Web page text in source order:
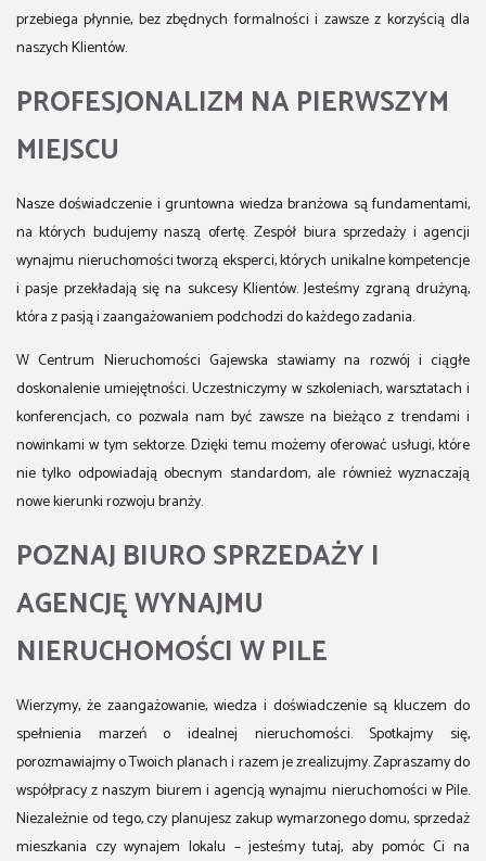
przebiega płynnie, bez zbędnych formalności i zawsze z korzyścią dla
naszych Klientów.
PROFESJONALIZM NA PIERWSZYM
MIEJSCU
Nasze doświadczenie i gruntowna wiedza branżowa są fundamentami,
na których budujemy naszą ofertę. Zespół biura sprzedaży i agencji
wynajmu nieruchomości tworzą eksperci, których unikalne kompetencje
i pasje przekładają się na sukcesy Klientów. Jesteśmy zgraną drużyną,
która z pasją i zaangażowaniem podchodzi do każdego zadania.
W Centrum Nieruchomości Gajewska stawiamy na rozwój i ciągłe
doskonalenie umiejętności. Uczestniczymy w szkoleniach, warsztatach i
konferencjach, co pozwala nam być zawsze na bieżąco z trendami i
nowinkami w tym sektorze. Dzięki temu możemy oferować usługi, które
nie tylko odpowiadają obecnym standardom, ale również wyznaczają
nowe kierunki rozwoju branży.
POZNAJ BIURO SPRZEDAŻY I
AGENCJĘ WYNAJMU
NIERUCHOMOŚCI W PILE
Wierzymy, że zaangażowanie, wiedza i doświadczenie są kluczem do
spełnienia marzeń o idealnej nieruchomości. Spotkajmy się,
porozmawiajmy o Twoich planach i razem je zrealizujmy. Zapraszamy do
współpracy z naszym biurem i agencją wynajmu nieruchomości w Pile.
Niezależnie od tego, czy planujesz zakup wymarzonego domu, sprzedaż
mieszkania czy wynajem lokalu – jesteśmy tutaj, aby pomóc Ci na